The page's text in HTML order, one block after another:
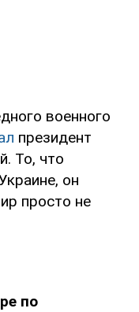
военного
президент
То, что
он
просто не
по